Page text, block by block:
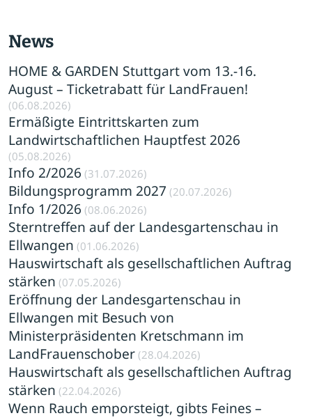
News
HOME & GARDEN Stuttgart vom 13.-16.
August – Ticketrabatt für LandFrauen!
(06.08.2026)
Ermäßigte Eintrittskarten zum
Landwirtschaftlichen Hauptfest 2026
(05.08.2026)
Info 2/2026 (31.07.2026)
Bildungsprogramm 2027 (20.07.2026)
Info 1/2026 (08.06.2026)
Sterntreffen auf der Landesgartenschau in
Ellwangen (01.06.2026)
Hauswirtschaft als gesellschaftlichen Auftrag
stärken (07.05.2026)
Eröffnung der Landesgartenschau in
Ellwangen mit Besuch von
Ministerpräsidenten Kretschmann im
LandFrauenschober (28.04.2026)
Hauswirtschaft als gesellschaftlichen Auftrag
stärken (22.04.2026)
Wenn Rauch emporsteigt, gibts Feines –